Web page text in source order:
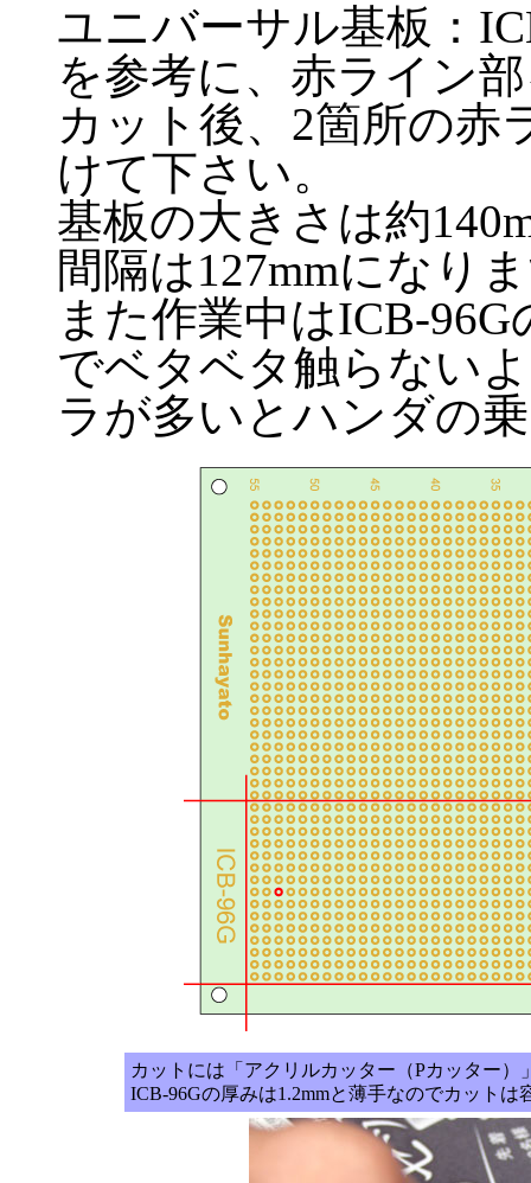
ユニバーサル基板：
を参考に、赤ライン
カット後、2箇所の赤
けて下さい。
基板の大きさは約
間隔は127mmになり
また作業中はICB-
でベタベタ触らない
ラが多いとハンダの
カットには「アクリルカッター（Pカッター
ICB-96Gの厚みは1.2mmと薄手なのでカットは